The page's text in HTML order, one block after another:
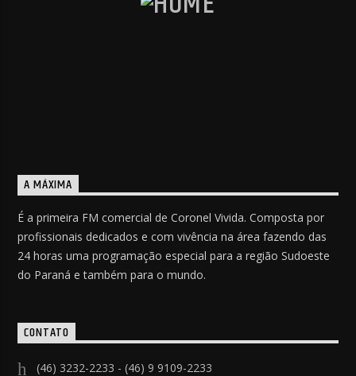
A MÁXIMA
É a primeira FM comercial de Coronel Vivida. Composta por
profissionais dedicados e com vivência na área fazendo das
24 horas uma programação especial para a região Sudoeste
do Paraná e também para o mundo.
CONTATO
(46) 3232-2233 - (46) 9 9109-2233